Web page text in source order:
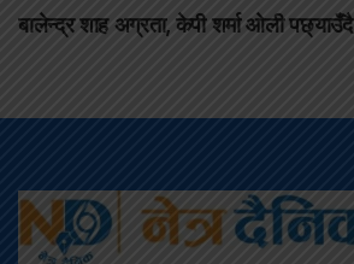
बालेन्द्र शाह अग्रता, केपी शर्मा ओली पछ्याउँदै